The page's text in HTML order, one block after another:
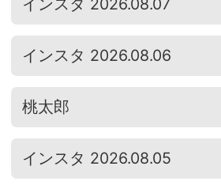
インスタ 2026.08.07
インスタ 2026.08.06
桃太郎
インスタ 2026.08.05